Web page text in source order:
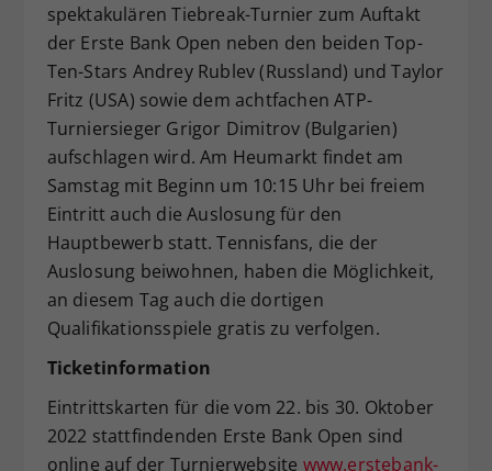
spektakulären Tiebreak-Turnier zum Auftakt
der Erste Bank Open neben den beiden Top-
Ten-Stars Andrey Rublev (Russland) und Taylor
Fritz (USA) sowie dem achtfachen ATP-
Turniersieger Grigor Dimitrov (Bulgarien)
aufschlagen wird. Am Heumarkt findet am
Samstag mit Beginn um 10:15 Uhr bei freiem
Eintritt auch die Auslosung für den
Hauptbewerb statt. Tennisfans, die der
Auslosung beiwohnen, haben die Möglichkeit,
an diesem Tag auch die dortigen
Qualifikationsspiele gratis zu verfolgen.
Ticketinformation
Eintrittskarten für die vom 22. bis 30. Oktober
2022 stattfindenden Erste Bank Open sind
online auf der Turnierwebsite www.erstebank-